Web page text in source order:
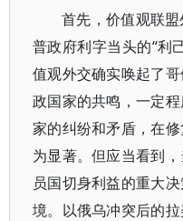
首先，价值观联
普政府利字当头的“利
值观外交确实唤起了
政国家的共鸣，一定
家的纠纷和矛盾，在
为显著。但应当看到
员国切身利益的重大
境。以俄乌冲突后的